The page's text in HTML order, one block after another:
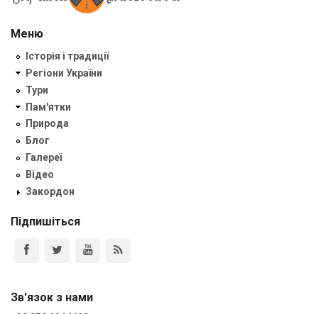
Меню
Історія і традиції
Регіони України
Тури
Пам'ятки
Природа
Блог
Галереї
Відео
Закордон
Підпишіться
Зв'язок з нами